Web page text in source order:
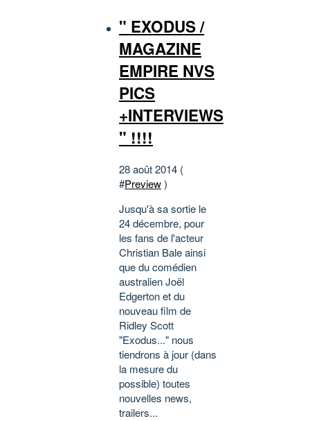
" EXODUS /
MAGAZINE
EMPIRE NVS
PICS
+INTERVIEWS
" !!!!
28 août 2014 (
#Preview)
Jusqu'à sa sortie le
24 décembre, pour
les fans de l'acteur
Christian Bale ainsi
que du comédien
australien Joël
Edgerton et du
nouveau film de
Ridley Scott
"Exodus..." nous
tiendrons à jour (dans
la mesure du
possible) toutes
nouvelles news,
trailers...